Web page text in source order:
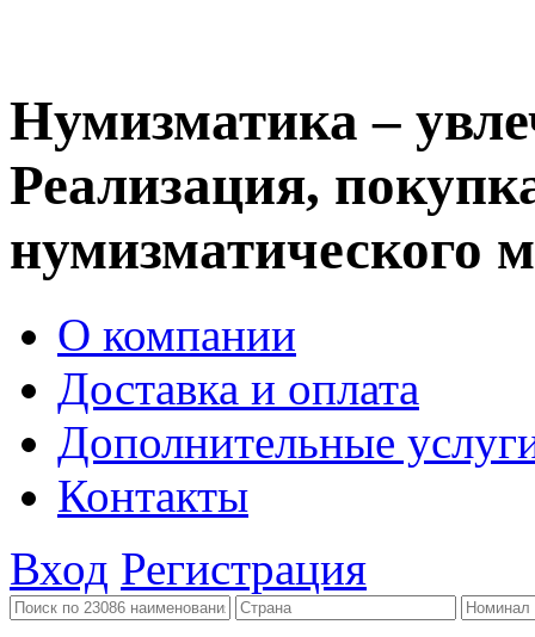
Нумизматика –
Реализация,
нумизматического
О компании
Доставка и оплата
Дополнительные
Контакты
Вход Регистрация